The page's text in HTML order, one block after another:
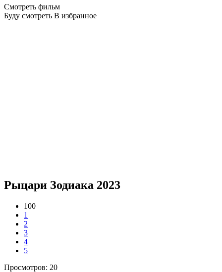
Смотреть фильм
Буду смотреть В избранное
Рыцари Зодиака 2023
100
1
2
3
4
5
Просмотров: 20